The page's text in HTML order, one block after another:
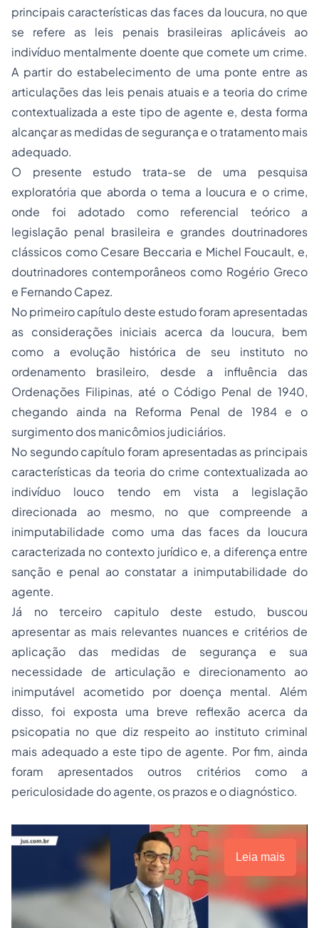
principais características das faces da loucura, no que
se refere as leis penais brasileiras aplicáveis ao
indivíduo mentalmente doente que comete um crime.
A partir do estabelecimento de uma ponte entre as
articulações das leis penais atuais e a teoria do crime
contextualizada a este tipo de agente e, desta forma
alcançar as medidas de segurança e o tratamento mais
adequado.
O presente estudo trata-se de uma pesquisa
exploratória que aborda o tema a loucura e o crime,
onde foi adotado como referencial teórico a
legislação penal brasileira e grandes doutrinadores
clássicos como Cesare Beccaria e Michel Foucault, e,
doutrinadores contemporâneos como Rogério Greco
e Fernando Capez.
No primeiro capítulo deste estudo foram apresentadas
as considerações iniciais acerca da loucura, bem
como a evolução histórica de seu instituto no
ordenamento brasileiro, desde a influência das
Ordenações Filipinas, até o Código Penal de 1940,
chegando ainda na Reforma Penal de 1984 e o
surgimento dos manicômios judiciários.
No segundo capítulo foram apresentadas as principais
características da teoria do crime contextualizada ao
indivíduo louco tendo em vista a legislação
direcionada ao mesmo, no que compreende a
inimputabilidade como uma das faces da loucura
caracterizada no contexto jurídico e, a diferença entre
sanção e penal ao constatar a inimputabilidade do
agente.
Já no terceiro capitulo deste estudo, buscou
apresentar as mais relevantes nuances e critérios de
aplicação das medidas de segurança e sua
necessidade de articulação e direcionamento ao
inimputável acometido por doença mental. Além
disso, foi exposta uma breve reflexão acerca da
psicopatia no que diz respeito ao instituto criminal
mais adequado a este tipo de agente. Por fim, ainda
foram apresentados outros critérios como a
periculosidade do agente, os prazos e o diagnóstico.
Leia mais